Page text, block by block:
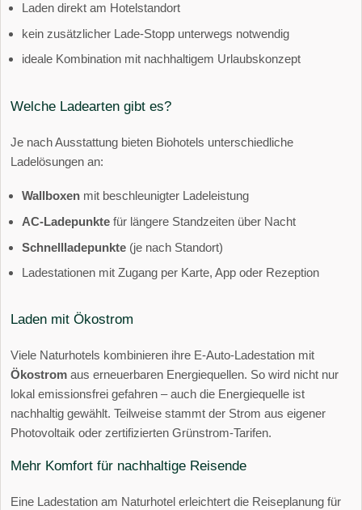
Laden direkt am Hotelstandort
kein zusätzlicher Lade-Stopp unterwegs notwendig
ideale Kombination mit nachhaltigem Urlaubskonzept
Welche Ladearten gibt es?
Je nach Ausstattung bieten Biohotels unterschiedliche
Ladelösungen an:
Wallboxen mit beschleunigter Ladeleistung
AC-Ladepunkte für längere Standzeiten über Nacht
Schnellladepunkte (je nach Standort)
Ladestationen mit Zugang per Karte, App oder Rezeption
Laden mit Ökostrom
Viele Naturhotels kombinieren ihre E-Auto-Ladestation mit
Ökostrom aus erneuerbaren Energiequellen. So wird nicht nur
lokal emissionsfrei gefahren – auch die Energiequelle ist
nachhaltig gewählt. Teilweise stammt der Strom aus eigener
Photovoltaik oder zertifizierten Grünstrom-Tarifen.
Mehr Komfort für nachhaltige Reisende
Eine Ladestation am Naturhotel erleichtert die Reiseplanung für